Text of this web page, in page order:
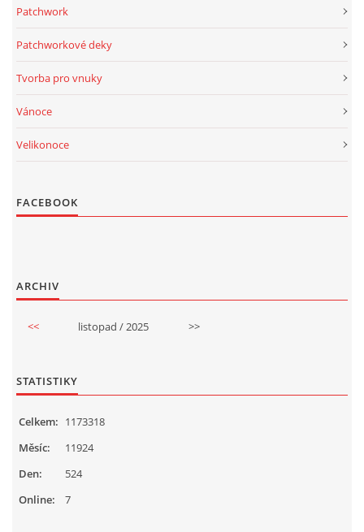
Patchwork
Patchworkové deky
Tvorba pro vnuky
Vánoce
Velikonoce
FACEBOOK
ARCHIV
<< listopad / 2025 >>
STATISTIKY
Online: 7
Celkem: 1173318
Měsíc:
11924
Den:
524